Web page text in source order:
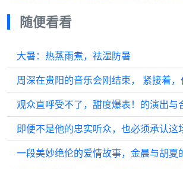
随便看看
大暑：热蒸雨煮，祛湿防暑